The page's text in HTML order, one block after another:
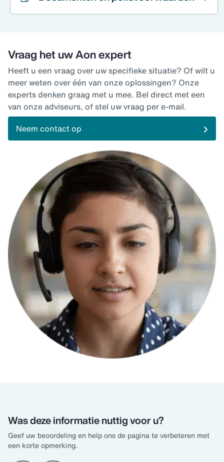
Vraag het uw Aon expert
Heeft u een vraag over uw specifieke situatie? Of wilt u
meer weten over één van onze oplossingen? Onze
experts denken graag met u mee. Bel direct met een
van onze adviseurs, of stel uw vraag per e-mail.
Neem contact op
Was deze informatie nuttig voor u?
Geef uw beoordeling en help ons de pagina te verbeteren met
een korte opmerking.